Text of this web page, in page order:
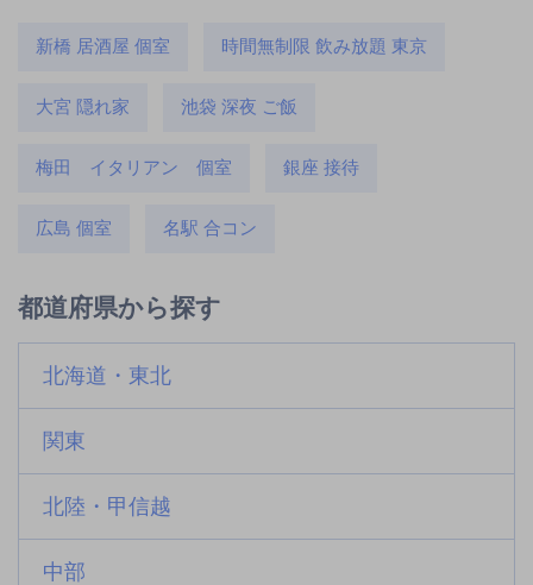
新橋 居酒屋 個室 時間無制限 飲み放題 東京
大宮 隠れ家 池袋 深夜 ご飯
梅田 イタリアン 個室 銀座 接待
広島 個室 名駅 合コン
都道府県から探す
北海道・東北
関東
北陸・甲信越
中部